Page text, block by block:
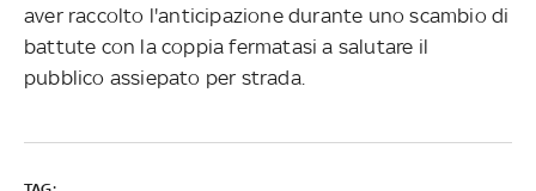
aver raccolto l'anticipazione durante uno scambio di
battute con la coppia fermatasi a salutare il
pubblico assiepato per strada.